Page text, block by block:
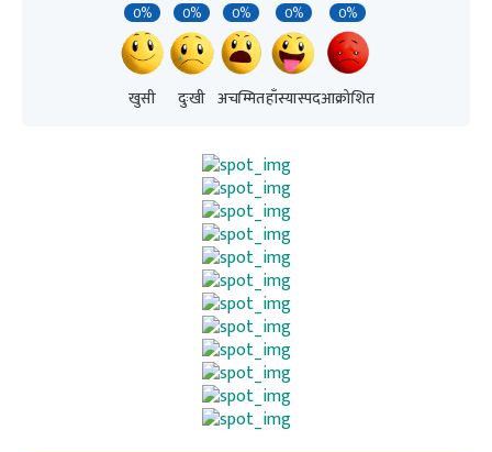
0%
खुसी
0%
दुःखी
0%
अचम्मित
0%
हाँस्यास्पद
0%
आक्रोशित